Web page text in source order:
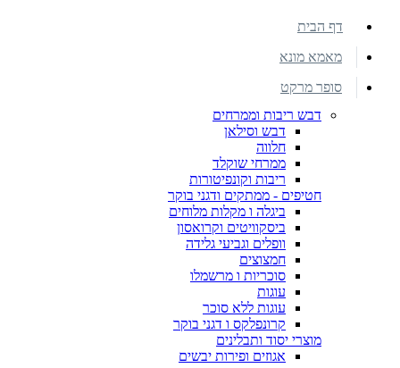
דף הבית
מאמא מונא
סופר מרקט
דבש ריבות וממרחים
דבש וסילאן
חלווה
ממרחי שוקלד
ריבות וקונפיטורות
חטיפים - ממתקים ודגני בוקר
ביגלה ו מקלות מלוחים
ביסקוויטים וקרואסון
וופלים וגביעי גלידה
חמצוצים
סוכריות ו מרשמלו
עוגות
עוגות ללא סוכר
קרונפלקס ו דגני בוקר
מוצרי יסוד ותבלינים
אגוזים ופירות יבשים